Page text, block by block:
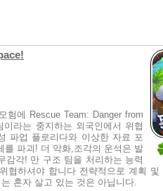
험에 Rescue Team: Danger from
라는 중지하는 외국인에서 위협
파업 플로리다와 이상한 자료 포
를 파괴! 더 악화,조각의 운석은 발
감각! 만 구조 팀을 처리하는 능력
협하셔야 합니다 전략적으로 계획 및
혼자 살고 있는 것은 아닙니다.